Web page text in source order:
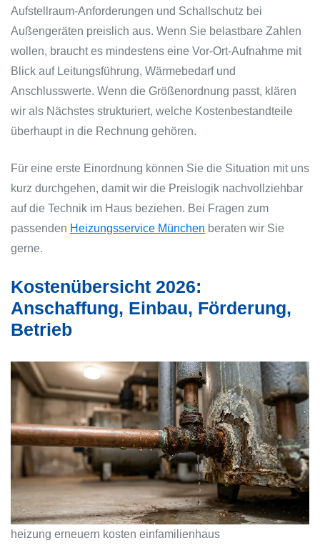
Aufstellraum-Anforderungen und Schallschutz bei
Außengeräten preislich aus. Wenn Sie belastbare Zahlen
wollen, braucht es mindestens eine Vor-Ort-Aufnahme mit
Blick auf Leitungsführung, Wärmebedarf und
Anschlusswerte. Wenn die Größenordnung passt, klären
wir als Nächstes strukturiert, welche Kostenbestandteile
überhaupt in die Rechnung gehören.
Für eine erste Einordnung können Sie die Situation mit uns
kurz durchgehen, damit wir die Preislogik nachvollziehbar
auf die Technik im Haus beziehen. Bei Fragen zum
passenden Heizungsservice München beraten wir Sie
gerne.
Kostenübersicht 2026:
Anschaffung, Einbau, Förderung,
Betrieb
heizung erneuern kosten einfamilienhaus